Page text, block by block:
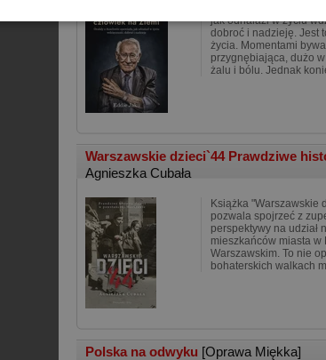
jak odnalazł w życiu
dobroć i nadzieję. Jest
życia. Momentami
przygnębiająca, dużo
żalu i bólu. Jednak
Warszawskie dzieci`44 Prawdziwe
Agnieszka Cubała
Książka "Warszawskie
pozwala spojrzeć z
perspektywy na udział
mieszkańców miasta w
Warszawskim. To nie
bohaterskich walkach
Polska na odwyku [Oprawa Miękka]